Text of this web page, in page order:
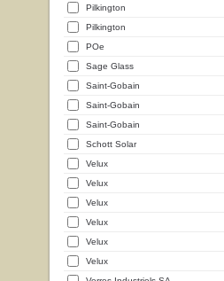
Pilkington
Pilkington
POe
Sage Glass
Saint-Gobain
Saint-Gobain
Saint-Gobain
Schott Solar
Velux
Velux
Velux
Velux
Velux
Velux